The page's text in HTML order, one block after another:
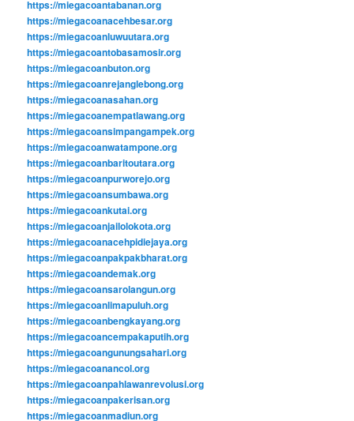
https://miegacoantabanan.org
https://miegacoanacehbesar.org
https://miegacoanluwuutara.org
https://miegacoantobasamosir.org
https://miegacoanbuton.org
https://miegacoanrejanglebong.org
https://miegacoanasahan.org
https://miegacoanempatlawang.org
https://miegacoansimpangampek.org
https://miegacoanwatampone.org
https://miegacoanbaritoutara.org
https://miegacoanpurworejo.org
https://miegacoansumbawa.org
https://miegacoankutai.org
https://miegacoanjailolokota.org
https://miegacoanacehpidiejaya.org
https://miegacoanpakpakbharat.org
https://miegacoandemak.org
https://miegacoansarolangun.org
https://miegacoanlimapuluh.org
https://miegacoanbengkayang.org
https://miegacoancempakaputih.org
https://miegacoangunungsahari.org
https://miegacoanancol.org
https://miegacoanpahlawanrevolusi.org
https://miegacoanpakerisan.org
https://miegacoanmadiun.org